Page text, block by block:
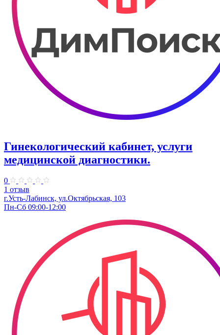
Гинекологический кабинет, услуги
медицинской диагностики.
0
1 отзыв
г.Усть-Лабинск, ул.Октябрьская, 103​
Пн-Сб 09:00-12:00